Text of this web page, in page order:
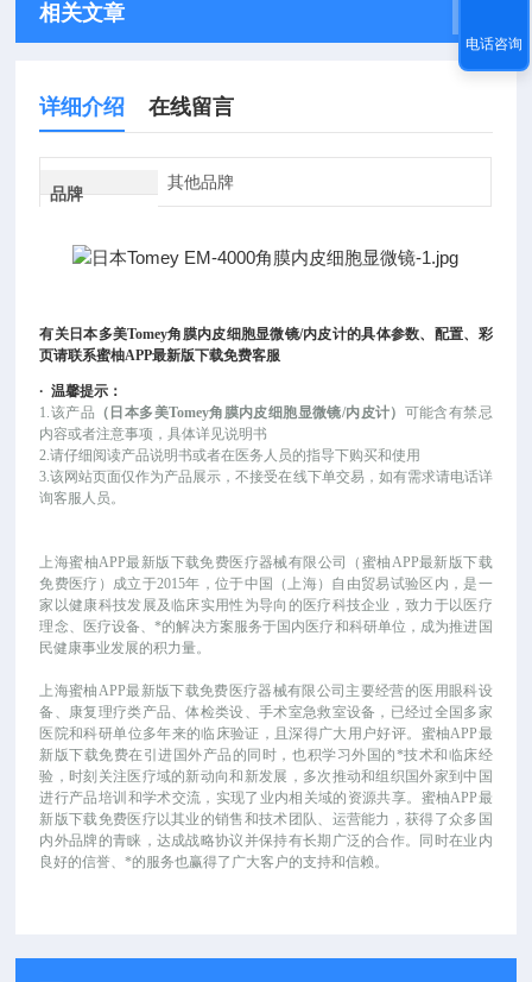
相关文章
详细介绍 在线留言
品牌
其他品牌
有关 日本多美Tomey角膜内皮细胞显微镜/内皮计的具体参数、配置、彩
页请联系蜜柚APP最新版下载免费客服
·温馨提示：
1.该产品 （ 日本多美Tomey角膜内皮细胞显微镜/内皮计） 可能含有禁忌
内容或者注意事项，具体详见说明书
2.请仔细阅读产品说明书或者在医务人员的指导下购买和使用
3.该网站页面仅作为产品展示，不接受在线下单交易，如有需求请电话详
询客服人员。
上海蜜柚APP最新版下载免费医疗器械有限公司（蜜柚APP最新版下载
免费医疗）成立于2015年，位于中国（上海）自由贸易试验区内，是一
家以健康科技发展及临床实用性为导向的医疗科技企业，致力于以医疗
理念、医疗设备、*的解决方案服务于国内医疗和科研单位，成为推进国
民健康事业发展的积力量。
上海蜜柚APP最新版下载免费医疗器械有限公司主要经营的医用眼科设
备、康复理疗类产品、体检类设、手术室急救室设备，已经过全国多家
医院和科研单位多年来的临床验证，且深得广大用户好评。蜜柚APP最
新版下载免费在引进国外产品的同时，也积学习外国的*技术和临床经
验，时刻关注医疗域的新动向和新发展，多次推动和组织国外家到中国
进行产品培训和学术交流，实现了业内相关域的资源共享。蜜柚APP最
新版下载免费医疗以其业的销售和技术团队、运营能力，获得了众多国
内外品牌的青睐，达成战略协议并保持有长期广泛的合作。同时在业内
良好的信誉、*的服务也赢得了广大客户的支持和信赖。
电话咨询